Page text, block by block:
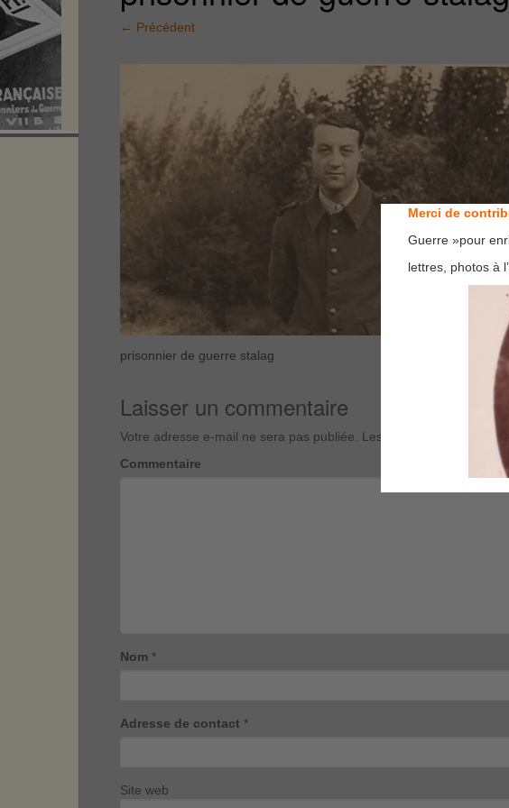
← Précédent
prisonnier de guerre stalag
Laisser un commentaire
Votre adresse e-mail ne sera pas publiée. Les champs obligatoires
Commentaire
Nom *
Adresse de contact *
Site web
Merci de
Guerre »pour
lettres, photos à